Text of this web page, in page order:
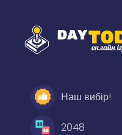
Наш вибір!
2048